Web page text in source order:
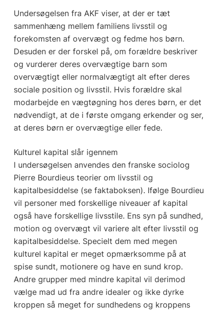
Undersøgelsen fra AKF viser, at der er tæt
sammenhæng mellem familiens livsstil og
forekomsten af overvægt og fedme hos børn.
Desuden er der forskel på, om forældre beskriver
og vurderer deres overvægtige barn som
overvægtigt eller normalvægtigt alt efter deres
sociale position og livsstil. Hvis forældre skal
modarbejde en vægtøgning hos deres børn, er det
nødvendigt, at de i første omgang erkender og ser,
at deres børn er overvægtige eller fede.
Kulturel kapital slår igennem
I undersøgelsen anvendes den franske sociolog
Pierre Bourdieus teorier om livsstil og
kapitalbesiddelse (se faktaboksen). Ifølge Bourdieu
vil personer med forskellige niveauer af kapital
også have forskellige livsstile. Ens syn på sundhed,
motion og overvægt vil variere alt efter livsstil og
kapitalbesiddelse. Specielt dem med megen
kulturel kapital er meget opmærksomme på at
spise sundt, motionere og have en sund krop.
Andre grupper med mindre kapital vil derimod
vælge mad ud fra andre idealer og ikke dyrke
kroppen så meget for sundhedens og kroppens